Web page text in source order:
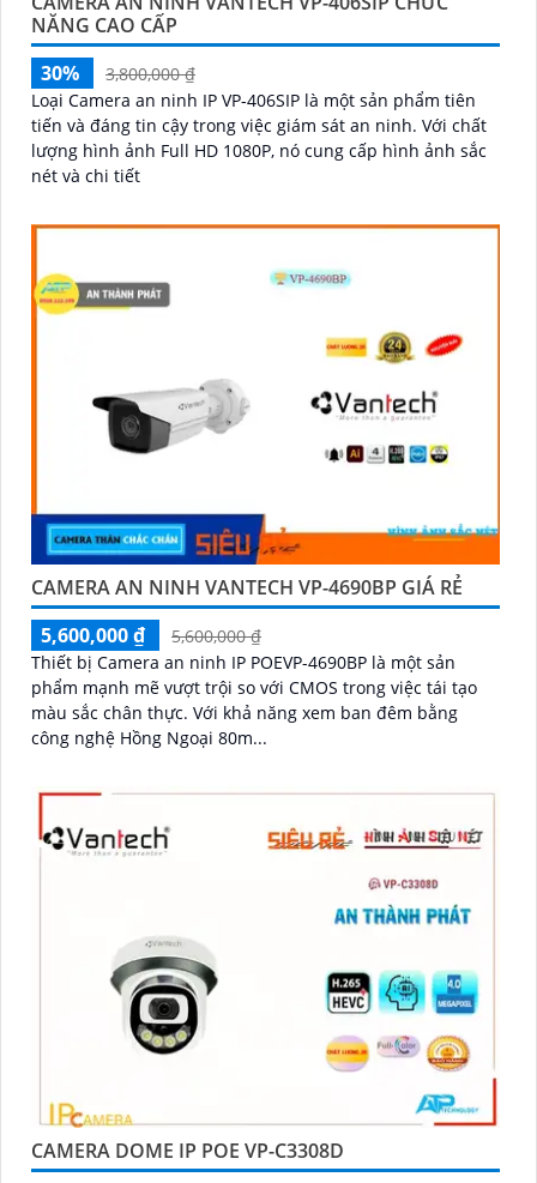
NĂNG CAO CẤP
30%
3,800,000 ₫
Loại Camera an ninh IP VP-406SIP là một sản phẩm tiên
tiến và đáng tin cậy trong việc giám sát an ninh. Với chất
lượng hình ảnh Full HD 1080P, nó cung cấp hình ảnh sắc
nét và chi tiết
CAMERA AN NINH VANTECH VP-4690BP GIÁ RẺ
5,600,000 ₫
5,600,000 ₫
Thiết bị Camera an ninh IP POEVP-4690BP là một sản
phẩm mạnh mẽ vượt trội so với CMOS trong việc tái tạo
màu sắc chân thực. Với khả năng xem ban đêm bằng
công nghệ Hồng Ngoại 80m...
CAMERA DOME IP POE VP-C3308D